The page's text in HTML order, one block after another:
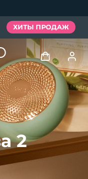
2
ХИТЫ ПРОДАЖ
Войти
пользователя
Мои приборы
Español
Português